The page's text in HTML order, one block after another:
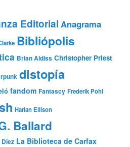
Editorial Anagrama
Bibliópolis
Brian Aldiss Christopher Priest
distopía
fandom Fantascy Frederik Pohl
Harlan Ellison
Ballard
La Biblioteca de Carfax